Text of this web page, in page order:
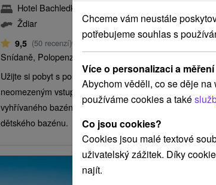
Hotel Bachledka
Ždiar
9,5 (50 recenzí)Od 1 Noci
Snídaně, Polopenze
Užijte si pobyt s polopenzí, uvítacím drinkem a
neomezeným vstupem do wellness a
vyhřívaného bazénu s mořskou vodou včetně
dětského bazénu.
Chceme vám neustále
potřebujeme souhlas s
Více o personalizaci a měření
Abychom věděli, co se děje
používáme cookies a také
Co jsou cookies?
Cookies jsou malé textové
uživatelský zážitek. Díky
najít.